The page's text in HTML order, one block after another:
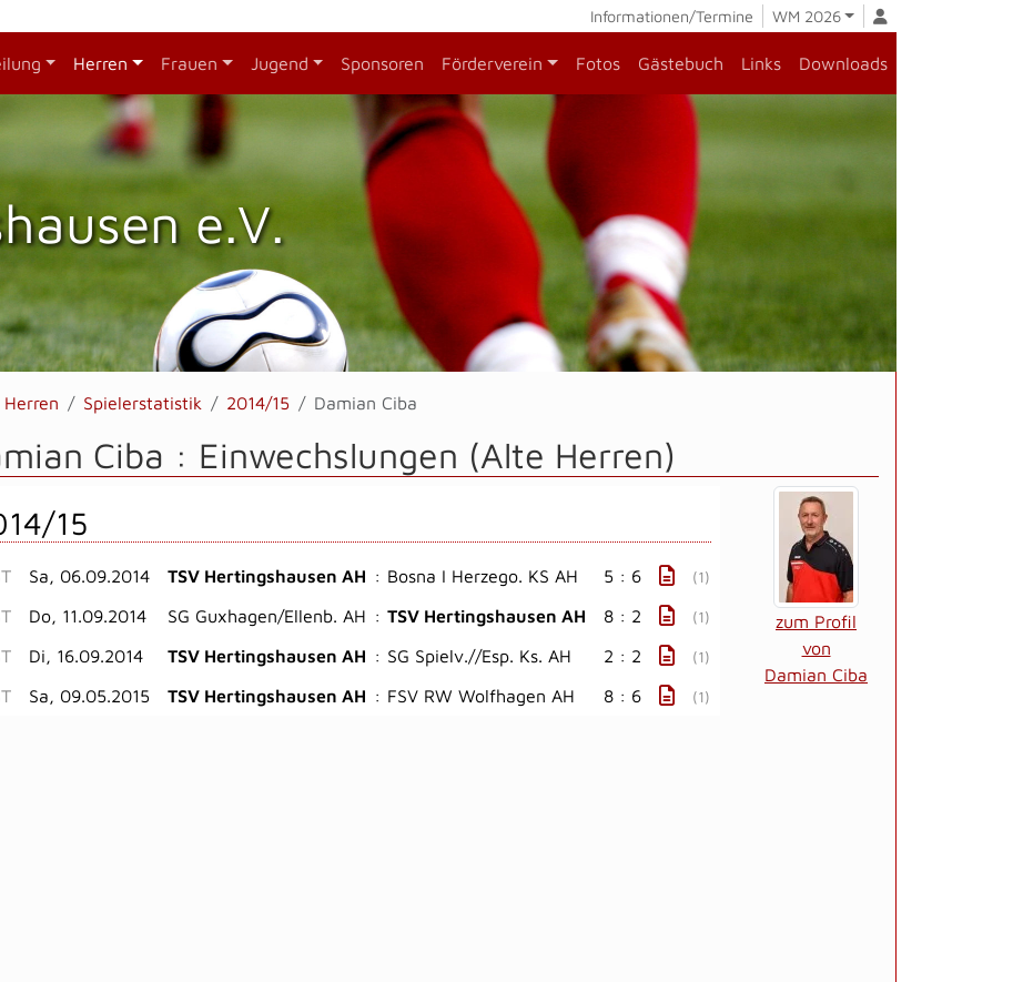
Informationen/Termine WM 2026
Herren Frauen Jugend Sponsoren Förderverein Fotos Gästebuch Links Downloads
e.V.
Herren Spielerstatistik 2014/15 Damian Ciba
Ciba : Einwechslungen (Alte Herren)
zum Profil
von
Damian Ciba
15
Sa, 06.09.2014 TSV Hertingshausen AH : Bosna I Herzego. KS AH 5 : 6 (1)
Do, 11.09.2014 SG Guxhagen/Ellenb. AH : TSV Hertingshausen AH 8 : 2 (1)
Di, 16.09.2014 TSV Hertingshausen AH : SG Spielv.//Esp. Ks. AH 2 : 2 (1)
Sa, 09.05.2015 TSV Hertingshausen AH : FSV RW Wolfhagen AH 8 : 6 (1)